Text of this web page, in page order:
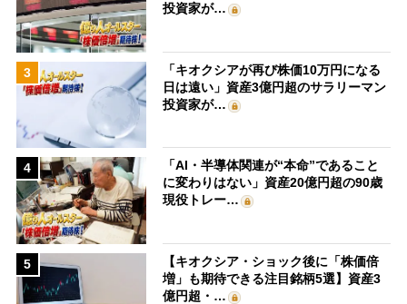
投資家が…
3
「キオクシアが再び株価10万円になる
日は遠い」資産3億円超のサラリーマン
投資家が…
4
「AI・半導体関連が“本命”であること
に変わりはない」資産20億円超の90歳
現役トレー…
5
【キオクシア・ショック後に「株価倍
増」も期待できる注目銘柄5選】資産3
億円超・…